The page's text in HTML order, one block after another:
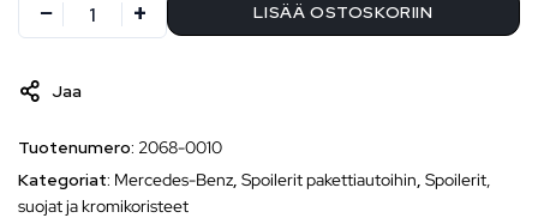
LISÄÄ OSTOSKORIIN
Jaa
Tuotenumero: 2068-0010
Kategoriat: Mercedes-Benz, Spoilerit pakettiautoihin, Spoilerit,
suojat ja kromikoristeet